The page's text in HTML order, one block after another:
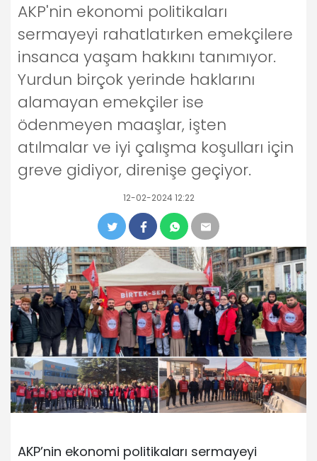
AKP'nin ekonomi politikaları
sermayeyi rahatlatırken emekçilere
insanca yaşam hakkını tanımıyor.
Yurdun birçok yerinde haklarını
alamayan emekçiler ise
ödenmeyen maaşlar, işten
atılmalar ve iyi çalışma koşulları için
greve gidiyor, direnişe geçiyor.
12-02-2024 12:22
AKP’nin ekonomi politikaları sermayeyi